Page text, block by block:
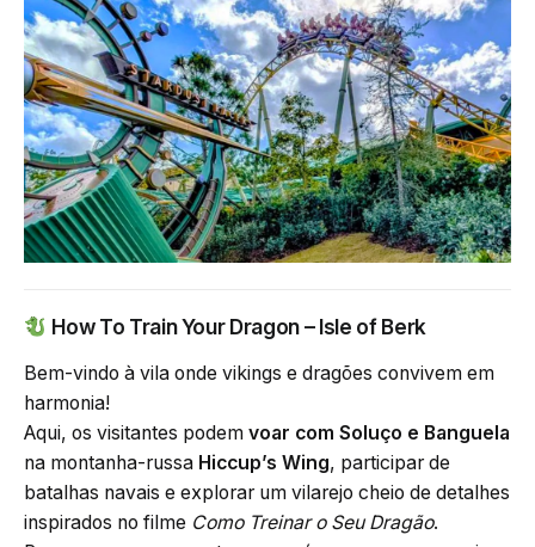
How To Train Your Dragon – Isle of Berk
Bem-vindo à vila onde vikings e dragões convivem em
harmonia!
Aqui, os visitantes podem voar com Soluço e Banguela
na montanha-russa Hiccup’s Wing, participar de
batalhas navais e explorar um vilarejo cheio de detalhes
inspirados no filme Como Treinar o Seu Dragão.